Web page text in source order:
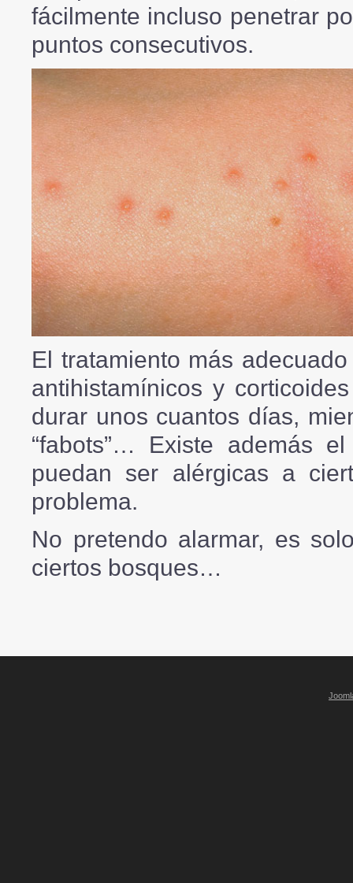
fácilmente incluso penetrar
puntos consecutivos.
El tratamiento más
antihistamínicos y
durar unos cuantos días,
“fabots”… Existe además
puedan ser alérgicas a
problema.
No pretendo alarmar, es
ciertos bosques…